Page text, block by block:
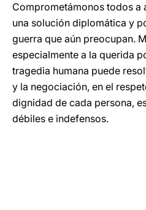
Comprometámonos todos a
una solución diplomática y
guerra que aún preocupan.
especialmente a la querida
tragedia humana puede
y la negociación, en el
dignidad de cada persona,
débiles e indefensos.